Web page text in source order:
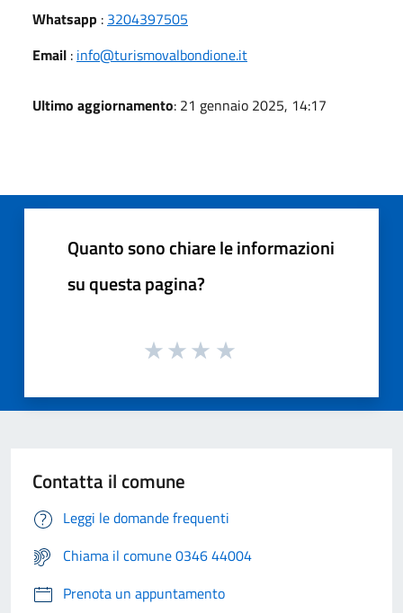
Whatsapp : 3204397505
Email : info@turismovalbondione.it
Ultimo aggiornamento: 21 gennaio 2025, 14:17
Quanto sono chiare le informazioni
su questa pagina?
Contatta il comune
Leggi le domande frequenti
Chiama il comune 0346 44004
Prenota un appuntamento